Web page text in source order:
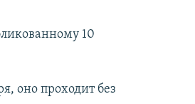
10
оно проходит без